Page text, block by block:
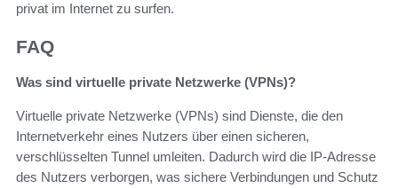
privat im Internet zu surfen.
FAQ
Was sind virtuelle private Netzwerke (VPNs)?
Virtuelle private Netzwerke (VPNs) sind Dienste, die den
Internetverkehr eines Nutzers über einen sicheren,
verschlüsselten Tunnel umleiten. Dadurch wird die IP-Adresse
des Nutzers verborgen, was sichere Verbindungen und Schutz